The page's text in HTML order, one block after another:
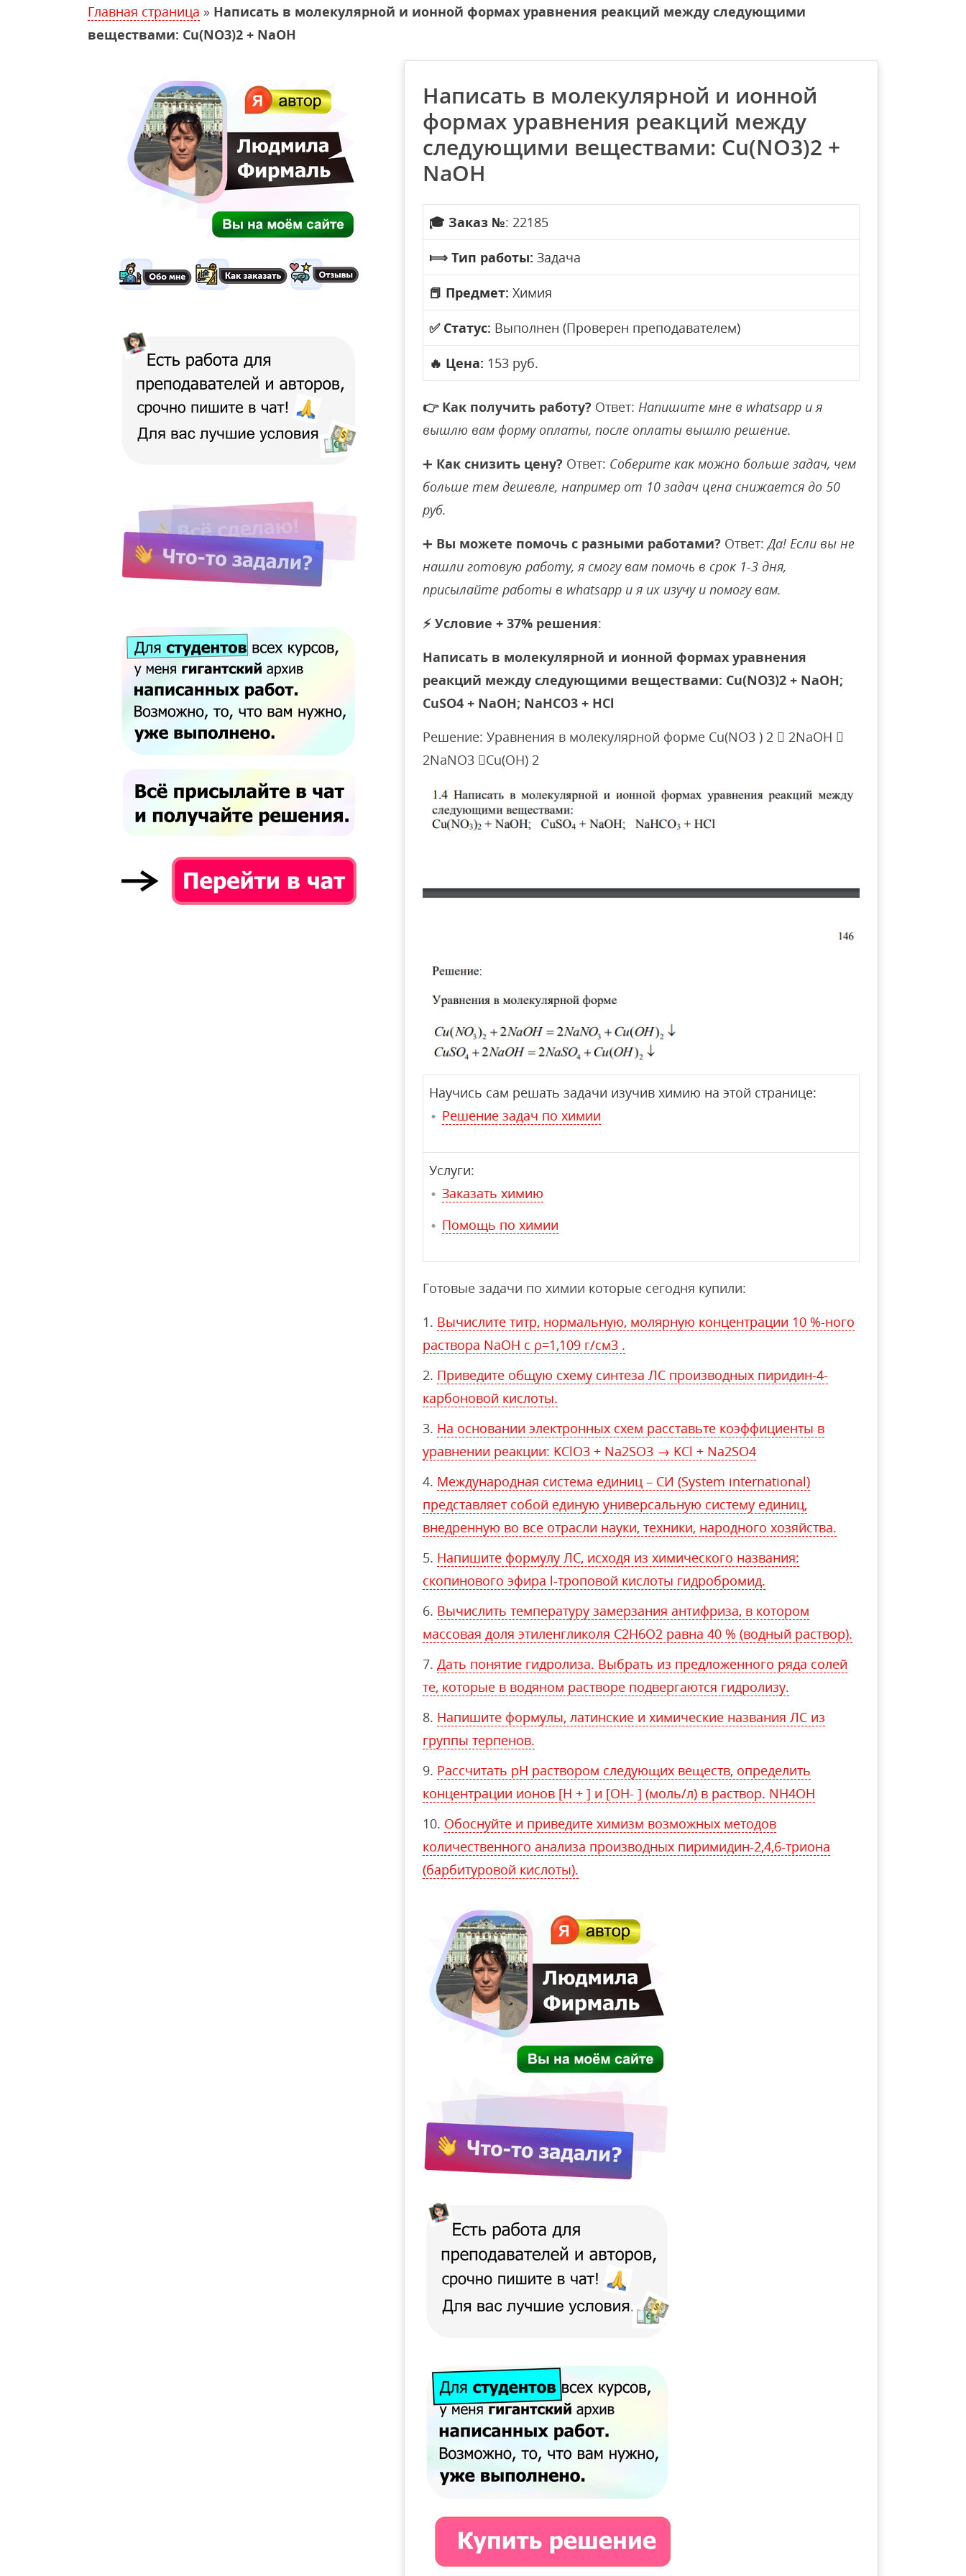
Главная страница » Написать в молекулярной и ионной формах уравнения реакций между следующими
веществами: Cu(NO3)2 + NaOH
Написать в молекулярной и ионной
формах уравнения реакций между
следующими веществами: Cu(NO3)2 +
NaOH
🎓 Заказ №: 22185
⟾ Тип работы: Задача
📕 Предмет: Химия
✅ Статус: Выполнен (Проверен преподавателем)
🔥 Цена: 153 руб.
👉 Как получить работу? Ответ: Напишите мне в whatsapp и я
вышлю вам форму оплаты, после оплаты вышлю решение.
➕ Как снизить цену? Ответ: Соберите как можно больше задач, чем
больше тем дешевле, например от 10 задач цена снижается до 50
руб.
➕ Вы можете помочь с разными работами? Ответ:Да! Если вы не
нашли готовую работу, я смогу вам помочь в срок 1-3 дня,
присылайте работы в whatsapp и я их изучу и помогу вам.
⚡ Условие + 37% решения:
Написать в молекулярной и ионной формах уравнения
реакций между следующими веществами: Cu(NO3)2 + NaOH;
CuSO4 + NaOH; NaHCO3 + HCl
Решение: Уравнения в молекулярной форме Cu(NO3 ) 2  2NaOH 
2NaNO3 Cu(OH) 2
Научись сам решать задачи изучив химию на этой странице:
Решение задач по химии
Услуги:
Заказать химию
Помощь по химии
Готовые задачи по химии которые сегодня купили:
Вычислите титр, нормальную, молярную концентрации 10 %-ного
раствора NaOH с ρ=1,109 г/см3 .
Приведите общую схему синтеза ЛС производных пиридин-4-
карбоновой кислоты.
На основании электронных схем расставьте коэффициенты в
уравнении реакции: KClO3 + Na2SO3 → KCl + Na2SO4
Международная система единиц – СИ (System international)
представляет собой единую универсальную систему единиц,
внедренную во все отрасли науки, техники, народного хозяйства.
Напишите формулу ЛС, исходя из химического названия:
скопинового эфира l-троповой кислоты гидробромид.
Вычислить температуру замерзания антифриза, в котором
массовая доля этиленгликоля C2H6O2 равна 40 % (водный раствор).
Дать понятие гидролиза. Выбрать из предложенного ряда солей
те, которые в водяном растворе подвергаются гидролизу.
Напишите формулы, латинские и химические названия ЛС из
группы терпенов.
Рассчитать рН раствором следующих веществ, определить
концентрации ионов [H + ] и [OH- ] (моль/л) в раствор. NH4OH
Обоснуйте и приведите химизм возможных методов
количественного анализа производных пиримидин-2,4,6-триона
(барбитуровой кислоты).